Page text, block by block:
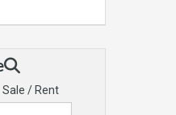
Sale / Rent